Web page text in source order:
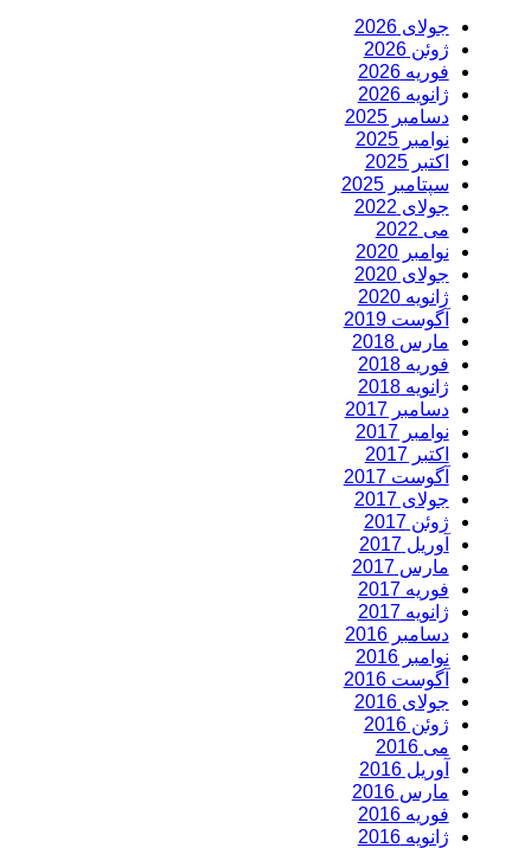
جولای 2026
ژوئن 2026
فوریه 2026
ژانویه 2026
دسامبر 2025
نوامبر 2025
اکتبر 2025
سپتامبر 2025
جولای 2022
می 2022
نوامبر 2020
جولای 2020
ژانویه 2020
آگوست 2019
مارس 2018
فوریه 2018
ژانویه 2018
دسامبر 2017
نوامبر 2017
اکتبر 2017
آگوست 2017
جولای 2017
ژوئن 2017
آوریل 2017
مارس 2017
فوریه 2017
ژانویه 2017
دسامبر 2016
نوامبر 2016
آگوست 2016
جولای 2016
ژوئن 2016
می 2016
آوریل 2016
مارس 2016
فوریه 2016
ژانویه 2016